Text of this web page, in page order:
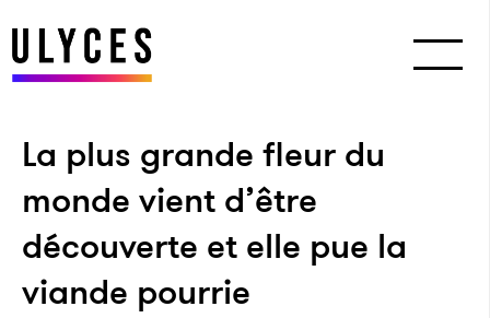
La plus grande fleur du
monde vient d’être
découverte et elle pue la
viande pourrie